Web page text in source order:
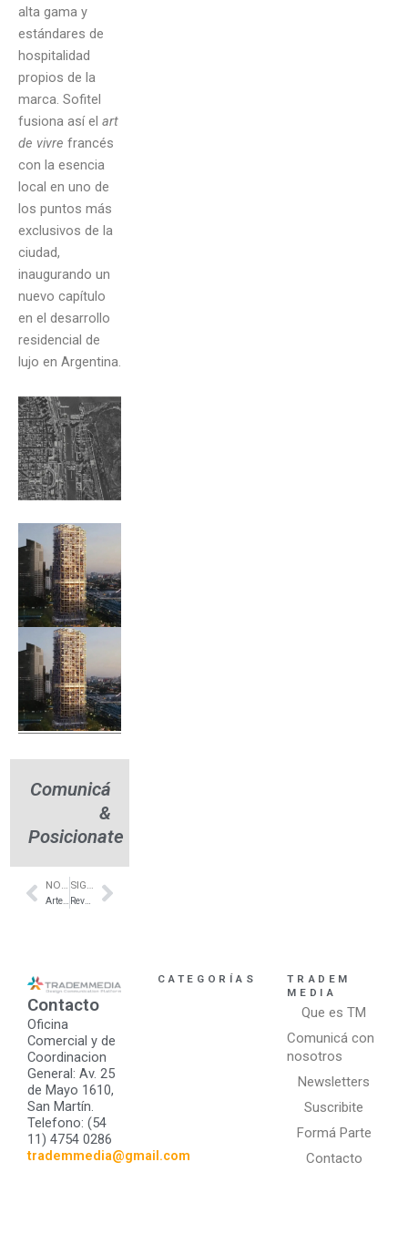
alta gama y
estándares de
hospitalidad
propios de la
marca. Sofitel
fusiona así el art
de vivre francés
con la esencia
local en uno de
los puntos más
exclusivos de la
ciudad,
inaugurando un
nuevo capítulo
en el desarrollo
residencial de
lujo en Argentina.
Comunicá
&
Posicionate
Prev
NOTA ANTERIOR
Artefactos de iluminación empotrados- Coghlan- PGSluz
SIGUIENTE NOTA
Revestimiento Klipen Stonera – Maldonado- Juan Construye Next
Contacto
Oficina
Comercial y de
Coordinacion
General: Av. 25
de Mayo 1610,
San Martín.
Telefono: (54
11) 4754 0286
trademmedia@gmail.com
CATEGORÍAS
TRADEM
MEDIA
Que es TM
Comunicá con
nosotros
Newsletters
Suscribite
Formá Parte
Contacto